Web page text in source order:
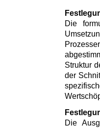
Die
Struktur
der
Die